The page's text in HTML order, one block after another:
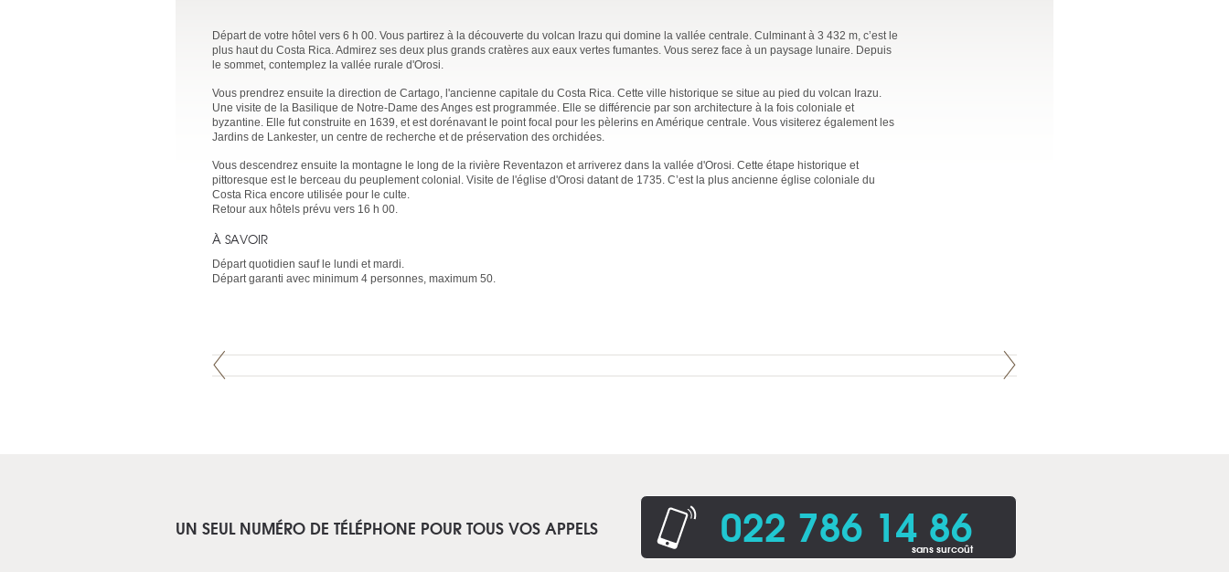
Départ de votre hôtel vers 6 h 00. Vous partirez à la découverte du volcan Irazu qui domine la vallée centrale. Culminant à 3 432 m, c’est le
plus haut du Costa Rica. Admirez ses deux plus grands cratères aux eaux vertes fumantes. Vous serez face à un paysage lunaire. Depuis
le sommet, contemplez la vallée rurale d'Orosi.
Vous prendrez ensuite la direction de Cartago, l'ancienne capitale du Costa Rica. Cette ville historique se situe au pied du volcan Irazu.
Une visite de la Basilique de Notre-Dame des Anges est programmée. Elle se différencie par son architecture à la fois coloniale et
byzantine. Elle fut construite en 1639, et est dorénavant le point focal pour les pèlerins en Amérique centrale. Vous visiterez également les
Jardins de Lankester, un centre de recherche et de préservation des orchidées.
Vous descendrez ensuite la montagne le long de la rivière Reventazon et arriverez dans la vallée d'Orosi. Cette étape historique et
pittoresque est le berceau du peuplement colonial. Visite de l'église d'Orosi datant de 1735. C’est la plus ancienne église coloniale du
Costa Rica encore utilisée pour le culte.
Retour aux hôtels prévu vers 16 h 00.
À SAVOIR
Départ quotidien sauf le lundi et mardi.
Départ garanti avec minimum 4 personnes, maximum 50.
UN SEUL NUMÉRO DE TÉLÉPHONE POUR TOUS VOS APPELS 022 786 14 86
sans surcoût